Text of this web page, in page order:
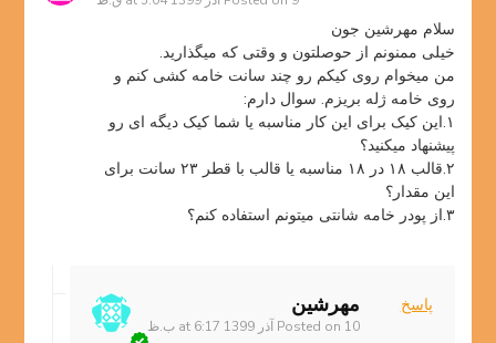
سلام مهرشین جون
خیلی ممنونم از حوصلتون و وقتی که میگذارید.
من میخوام روی کیکم رو چند سانت خامه کشی کنم و
روی خامه ژله بریزم. سوال دارم:
۱.این کیک برای این کار مناسبه یا شما کیک دیگه ای رو
پیشنهاد میکنید؟
۲.قالب ۱۸ در ۱۸ مناسبه یا قالب با قطر ۲۳ سانت برای
این مقدار؟
۳.از پودر خامه شانتی میتونم استفاده کنم؟
مهرشین
Posted on 10 آذر 1399 at 6:17 ب.ظ
پاسخ